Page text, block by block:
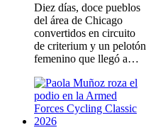
Diez días, doce pueblos
del área de Chicago
convertidos en circuito
de criterium y un pelotón
femenino que llegó a…